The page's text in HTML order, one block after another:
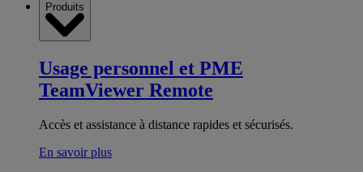
Produits
Usage personnel et PME
TeamViewer Remote
Accès et assistance à distance rapides et sécurisés.
En savoir plus